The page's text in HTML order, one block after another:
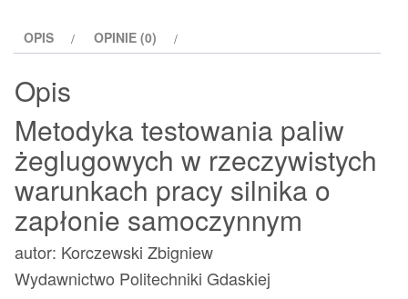
OPIS OPINIE (0)
Opis
Metodyka testowania paliw
żeglugowych w rzeczywistych
warunkach pracy silnika o
zapłonie samoczynnym
autor: Korczewski Zbigniew
Wydawnictwo Politechniki Gdaskiej